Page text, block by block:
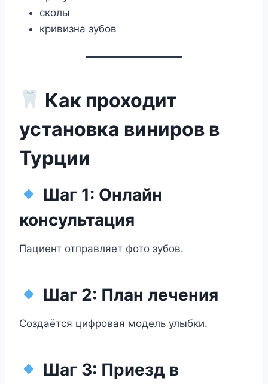
сколы
кривизна зубов
Как проходит
установка виниров в
Турции
Шаг 1: Онлайн
консультация
Пациент отправляет фото зубов.
Шаг 2: План лечения
Создаётся цифровая модель улыбки.
Шаг 3: Приезд в